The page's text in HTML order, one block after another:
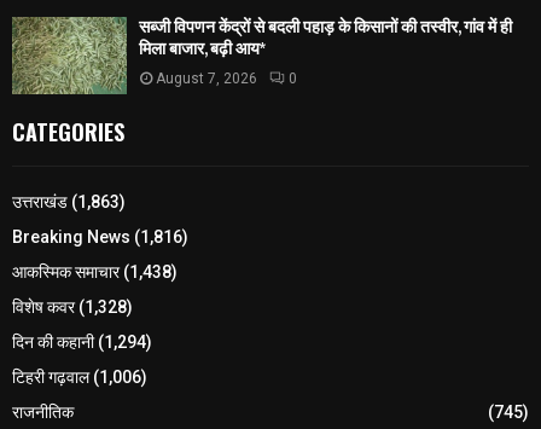
सब्जी विपणन केंद्रों से बदली पहाड़ के किसानों की तस्वीर, गांव में ही
मिला बाजार, बढ़ी आय*
August 7, 2026 0
CATEGORIES
उत्तराखंड (1,863)
Breaking News (1,816)
आकस्मिक समाचार(1,438)
विशेष कवर(1,328)
दिन की कहानी(1,294)
टिहरी गढ़वाल(1,006)
राजनीतिक
(745)